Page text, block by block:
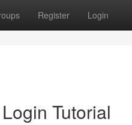
Register Login
Tutorial